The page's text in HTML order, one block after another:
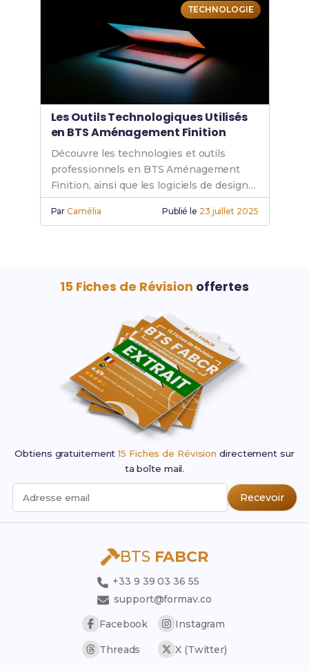
TECHNOLOGIE
Les Outils Technologiques Utilisés
en BTS Aménagement Finition
Découvre les technologies et outils
professionnels en BTS Aménagement
Finition, ainsi que les logiciels de design
indispensables pour optimiser ton
apprentissage.
ParCamélia Publié le 23 juillet 2025
15 Fiches de Révision offertes
Obtiens gratuitement15 Fiches de Révision directement sur
ta boîte mail.
Adresse email Recevoir
BTS FABCR
+33 9 39 03 36 55
support@formav.co
Facebook
Instagram
Threads X (Twitter)